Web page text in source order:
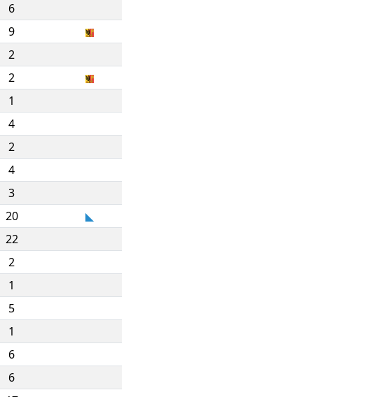
6
9
2
2
1
4
2
4
3
20
22
2
1
5
1
6
6